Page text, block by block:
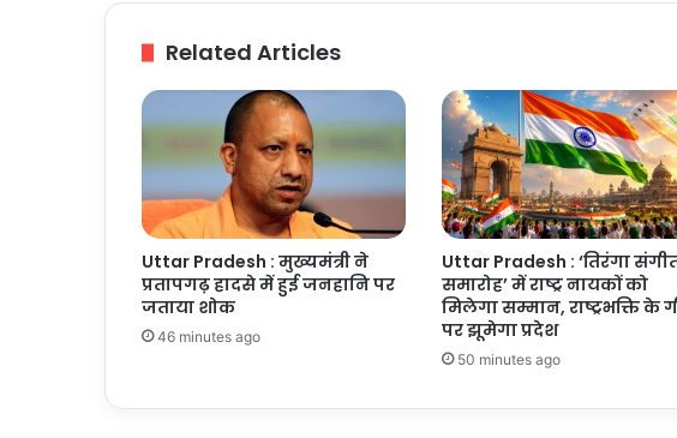
लगाए
आरोप
Related Articles
Uttar Pradesh : मुख्यमंत्री ने
प्रतापगढ़ हादसे में हुई जनहानि पर
जताया शोक
46 minutes ago
Uttar Pradesh : ‘तिरंगा
समारोह’ में राष्ट्र नायकों को
मिलेगा सम्मान, राष्ट्रभक्ति के
पर झूमेगा प्रदेश
50 minutes ago